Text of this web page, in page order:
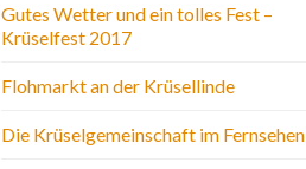
Gutes Wetter und ein tolles Fest –
Krüselfest 2017
Flohmarkt an der Krüsellinde
Die Krüselgemeinschaft im Fernsehen